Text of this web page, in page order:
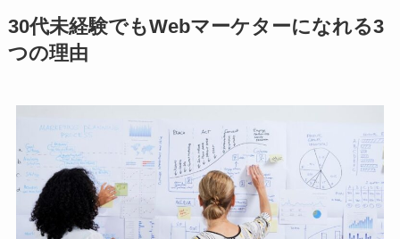
30代未経験でもWebマーケターになれる3
つの理由